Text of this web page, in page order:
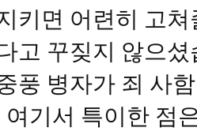
키면 어련히 고
고 꾸짖지 않으
풍 병자가 죄 사
여기서 특이한 점